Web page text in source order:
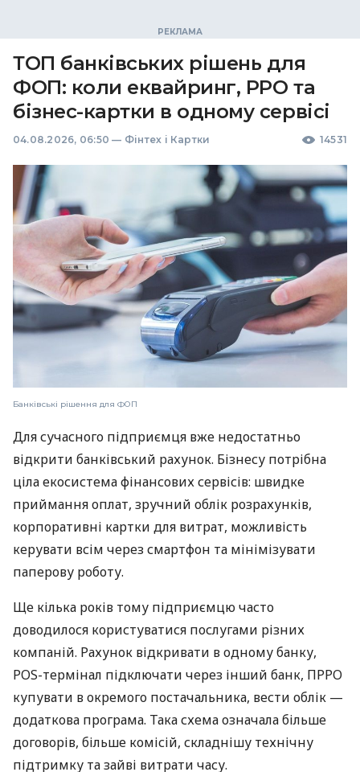
ТОП банківських рішень для
ФОП: коли еквайринг, РРО та
бізнес-картки в одному сервісі
04.08.2026, 06:50 — Фінтех і Картки 14531
Банківські рішення для ФОП
Для сучасного підприємця вже недостатньо
відкрити банківський рахунок. Бізнесу потрібна
ціла екосистема фінансових сервісів: швидке
приймання оплат, зручний облік розрахунків,
корпоративні картки для витрат, можливість
керувати всім через смартфон та мінімізувати
паперову роботу.
Ще кілька років тому підприємцю часто
доводилося користуватися послугами різних
компаній. Рахунок відкривати в одному банку,
POS-термінал підключати через інший банк, ПРРО
купувати в окремого постачальника, вести облік —
додаткова програма. Така схема означала більше
договорів, більше комісій, складнішу технічну
підтримку та зайві витрати часу.